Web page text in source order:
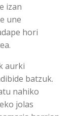
izan
une
hori
aurki
batzuk.
nahiko
jolas